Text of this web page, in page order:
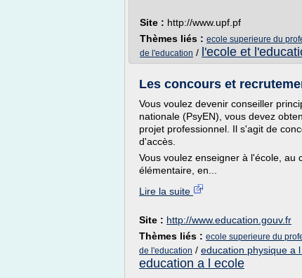
Site : http://www.upf.pf
Thèmes liés : ecole superieure du
de l'education / l'ecole et
Les concours et
Vous voulez devenir conseiller
nationale (PsyEN), vous devez
projet professionnel. Il s'agit de
d'accès.
Vous voulez enseigner à l'école, au
élémentaire, en...
Lire la suite
Site : http://www.education.gouv.fr
Thèmes liés : ecole superieure du
de l'education / education physique a
education a l ecole